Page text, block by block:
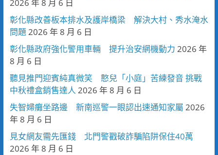
2026 年 8 月 6 日
彰化縣改善板本排水及護岸橋梁 解決大村、秀水淹水
問題 2026 年 8 月 6 日
彰化縣政府強化警用車輛 提升治安網機動力 2026 年
8 月 6 日
聽見推門迎賓純真微笑 憨兒「小庭」苦練發音 挑戰
中秋禮盒銷售達人 2026 年 8 月 6 日
失智婦癱坐路邊 新南巡警一眼認出速通知家屬 2026
年 8 月 6 日
見女網友需先匯錢 北門警戳破詐騙陷阱保住40萬
2026 年 8 月 6 日